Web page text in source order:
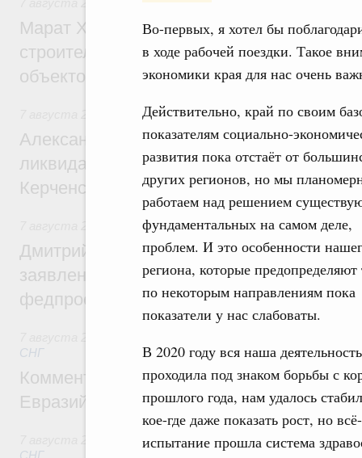
Во-первых, я хотел бы
в ходе рабочей поездки. Такое
экономики края для нас очень
Действительно, край по своим
показателям социально-
развития пока отстаёт от
других регионов, но мы
работаем над решением
фундаментальных на самом деле,
проблем. И это особенности
региона, которые предопределяют
по некоторым направлениям пока
показатели у нас слабоваты.
В 2020 году вся наша деятельность
проходила под знаком борьбы с
прошлого года, нам удалось
кое-где даже показать рост, но
испытание прошла система
Экономика городов. Городская среда
Марат Хуснуллин: «Единый заказчик»
строительство и реконструкцию более
объектов
Чрезвычайные ситуации и ликвидация их
Александр Козлов провёл заседание
ликвидации последствий чрезвычайной
Керченском проливе
Среднее профессиональное образование
Дмитрий Чернышенко: Установлен
заявлений от абитуриентов колледжей и
федпроекта «Профессионалитет»
СНГ
Комментарий Алексея Оверчука по
Евразийского межправительственного
Евразийский экономический союз.
СНГ